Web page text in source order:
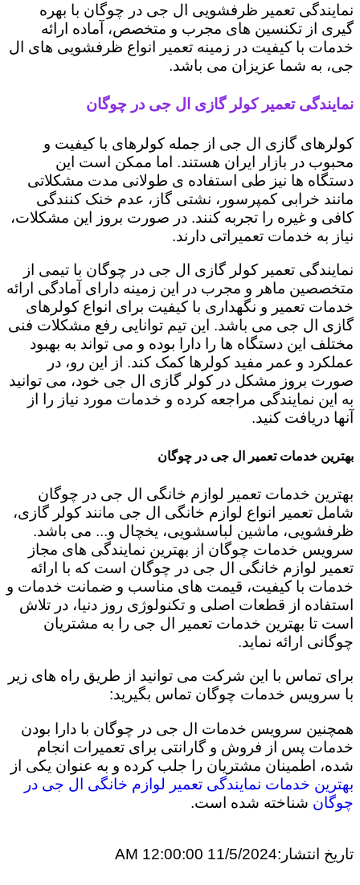
نمایندگی تعمیر ظرفشویی ال جی در چوگان با بهره
گیری از تکنسین های مجرب و متخصص، آماده ارائه
خدمات با کیفیت در زمینه تعمیر انواع ظرفشویی های ال
جی، به شما عزیزان می باشد.
نمایندگی تعمیر کولر گازی ال جی در چوگان
کولرهای گازی ال جی از جمله کولرهای با کیفیت و
محبوب در بازار ایران هستند. اما ممکن است این
دستگاه ها نیز طی استفاده ی طولانی مدت مشکلاتی
مانند خرابی کمپرسور، نشتی گاز، عدم خنک کنندگی
کافی و غیره را تجربه کنند. در صورت بروز این مشکلات،
نیاز به خدمات تعمیراتی دارند.
نمایندگی تعمیر کولر گازی ال جی در چوگان با تیمی از
متخصصین ماهر و مجرب در این زمینه دارای آمادگی ارائه
خدمات تعمیر و نگهداری با کیفیت برای انواع کولرهای
گازی ال جی می باشد. این تیم توانایی رفع مشکلات فنی
مختلف این دستگاه ها را دارا بوده و می تواند به بهبود
عملکرد و عمر مفید کولرها کمک کند. از این رو، در
صورت بروز مشکل در کولر گازی ال جی خود، می توانید
به این نمایندگی مراجعه کرده و خدمات مورد نیاز را از
آنها دریافت کنید.
بهترین خدمات تعمیر ال جی در چوگان
بهترین خدمات تعمیر لوازم خانگی ال جی در چوگان
شامل تعمیر انواع لوازم خانگی ال جی مانند کولر گازی،
ظرفشویی، ماشین لباسشویی، یخچال و... می باشد.
سرویس خدمات چوگان از بهترین نمایندگی های مجاز
تعمیر لوازم خانگی ال جی در چوگان است که با ارائه
خدمات با کیفیت، قیمت های مناسب و ضمانت خدمات و
استفاده از قطعات اصلی و تکنولوژی روز دنیا، در تلاش
است تا بهترین خدمات تعمیر ال جی را به مشتریان
چوگانی ارائه نماید.
برای تماس با این شرکت می توانید از طریق راه های زیر
با سرویس خدمات چوگان تماس بگیرید:
همچنین سرویس خدمات ال جی در چوگان با دارا بودن
خدمات پس از فروش و گارانتی برای تعمیرات انجام
شده، اطمینان مشتریان را جلب کرده و به عنوان یکی از
بهترین خدمات نمایندگی تعمیر لوازم خانگی ال جی در
چوگان شناخته شده است.
تاریخ انتشار:11/5/2024 12:00:00 AM